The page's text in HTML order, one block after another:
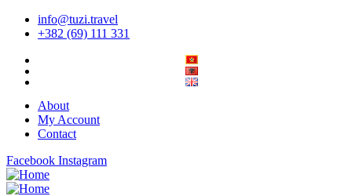
info@tuzi.travel
+382 (69) 111 331
About
My Account
Contact
Facebook Instagram